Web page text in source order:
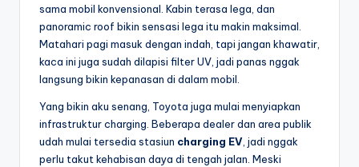
sama mobil konvensional. Kabin terasa lega, dan
panoramic roof bikin sensasi lega itu makin maksimal.
Matahari pagi masuk dengan indah, tapi jangan khawatir,
kaca ini juga sudah dilapisi filter UV, jadi panas nggak
langsung bikin kepanasan di dalam mobil.
Yang bikin aku senang, Toyota juga mulai menyiapkan
infrastruktur charging. Beberapa dealer dan area publik
udah mulai tersedia stasiun charging EV, jadi nggak
perlu takut kehabisan daya di tengah jalan. Meski